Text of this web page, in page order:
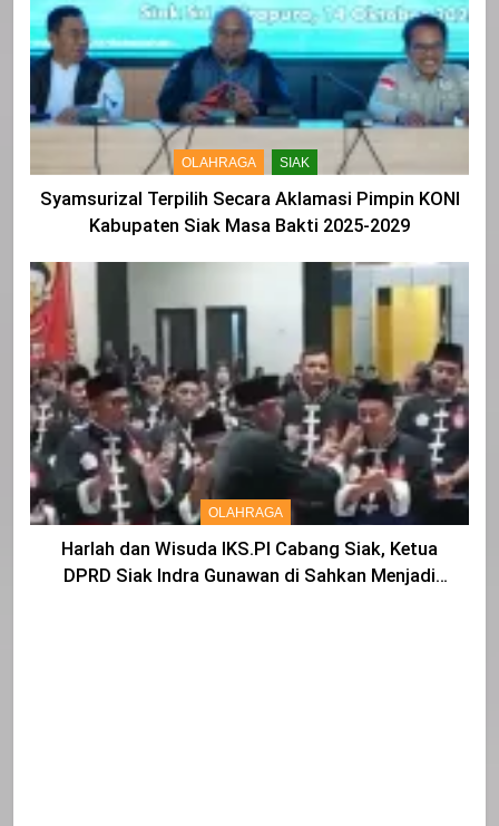
OLAHRAGA SIAK
Syamsurizal Terpilih Secara Aklamasi Pimpin KONI
Kabupaten Siak Masa Bakti 2025-2029
OLAHRAGA
Harlah dan Wisuda IKS.PI Cabang Siak, Ketua
DPRD Siak Indra Gunawan di Sahkan Menjadi